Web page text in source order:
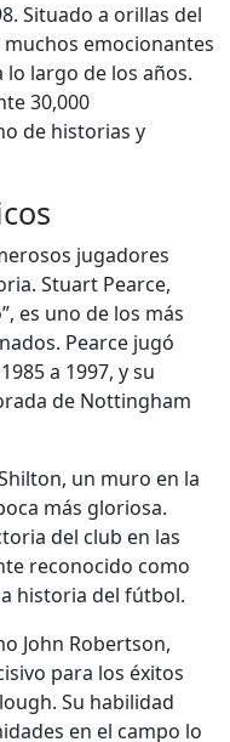
Situado a orillas del
emocionantes
largo de los años.
30,000
de historias y
jugadores
Stuart Pearce,
es uno de los más
Pearce jugó
a 1997, y su
de Nottingham
un muro en la
más gloriosa.
del club en las
reconocido como
historia del fútbol.
John Robertson,
para los éxitos
Su habilidad
en el campo lo